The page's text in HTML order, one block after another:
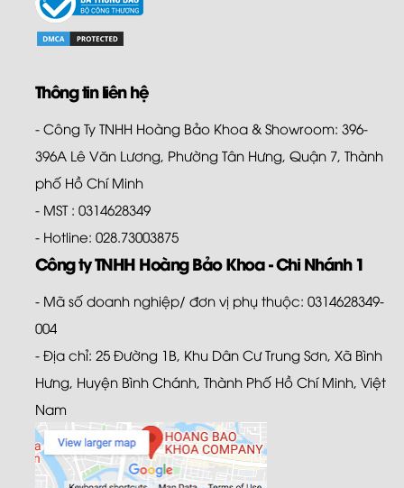
Thông tin liên hệ
- Công Ty TNHH Hoàng Bảo Khoa & Showroom: 396-
396A Lê Văn Lương, Phường Tân Hưng, Quận 7, Thành
phố Hồ Chí Minh
- MST : 0314628349
- Hotline: 028.73003875
Công ty TNHH Hoàng Bảo Khoa - Chi Nhánh 1
- Mã số doanh nghiệp/ đơn vị phụ thuộc: 0314628349-
004
- Địa chỉ: 25 Đường 1B, Khu Dân Cư Trung Sơn, Xã Bình
Hưng, Huyện Bình Chánh, Thành Phố Hồ Chí Minh, Việt
Nam